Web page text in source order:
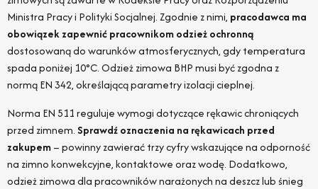
Ministra Pracy i Polityki Socjalnej. Zgodnie z nimi, pracodawca ma
obowiązek zapewnić pracownikom odzież ochronną
dostosowaną do warunków atmosferycznych, gdy temperatura
spada poniżej 10°C. Odzież zimowa BHP musi być zgodna z
normą EN 342, określającą parametry izolacji cieplnej.
Norma EN 511 reguluje wymogi dotyczące rękawic chroniących
przed zimnem. Sprawdź oznaczenia na rękawicach przed
zakupem– powinny zawierać trzy cyfry wskazujące na odporność
na zimno konwekcyjne, kontaktowe oraz wodę. Dodatkowo,
odzież zimowa dla pracowników narażonych na deszcz lub śnieg